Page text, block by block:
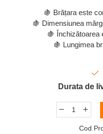
🍇 Brățara este
🍇 Dimensiunea
🍇 Închizătoarea
🍇 Lungimea
Durata de
Cod